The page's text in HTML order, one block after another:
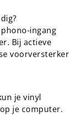
ingang
Bij actieve
voorversterker
je vinyl
je computer.